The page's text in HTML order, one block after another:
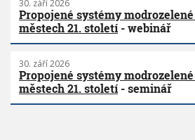
30. září 2026
Propojené systémy
městech 21. století- webinář
30. září 2026
Propojené systémy
městech 21. století- seminář